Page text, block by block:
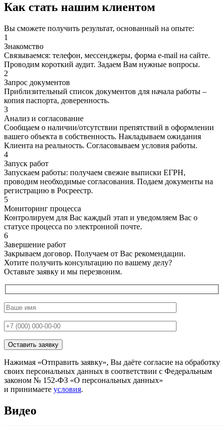
Как стать нашим клиентом
Вы сможете получить результат, основанный на опыте:
1
Знакомство
Связываемся: телефон, мессенджеры, форма e-mail на сайте.
Проводим короткий аудит. Задаем Вам нужные вопросы.
2
Запрос документов
Приблизительный список документов для начала работы –
копия паспорта, доверенность.
3
Анализ и согласование
Сообщаем о наличии/отсутствии препятствий в оформлении
вашего объекта в собственность. Накладываем ожидания
Клиента на реальность. Согласовываем условия работы.
4
Запуск работ
Запускаем работы: получаем свежие выписки ЕГРН,
проводим необходимые согласования. Подаем документы на
регистрацию в Росреестр.
5
Мониторинг процесса
Контролируем для Вас каждый этап и уведомляем Вас о
статусе процесса по электронной почте.
6
Завершение работ
Закрываем договор. Получаем от Вас рекомендации.
Хотите получить консультацию по вашему делу?
Оставьте заявку и мы перезвоним.
Нажимая «Отправить заявку», Вы даёте согласие на обработку
своих персональных данных в соответствии с Федеральным
законом № 152-ФЗ «О персональных данных»
и принимаете условия.
Видео